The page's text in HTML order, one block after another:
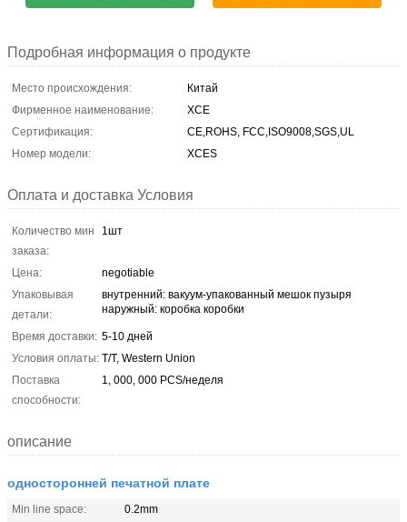
Подробная информация о продукте
Место происхождения:
Китай
Фирменное наименование:
XCE
Сертификация:
CE,ROHS, FCC,ISO9008,SGS,UL
Номер модели:
XCES
Оплата и доставка Условия
Количество мин
заказа:
1шт
Цена:
negotiable
Упаковывая
детали:
внутренний: вакуум-упакованный мешок пузыря
наружный: коробка коробки
Время доставки: 5-10 дней
Условия оплаты: T/T, Western Union
Поставка
способности:
1, 000, 000 PCS/неделя
описание
односторонней печатной плате
Min line space:
0.2mm